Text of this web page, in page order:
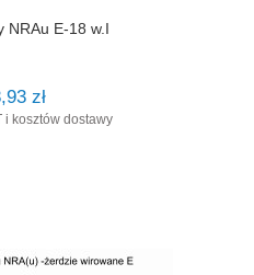
NRAu E-18 w.I
zł
i kosztów dostawy